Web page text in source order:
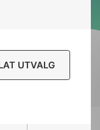
UTVALG